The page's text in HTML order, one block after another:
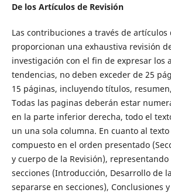
De los Artículos de Revisión
Las contribuciones a través de artículos
proporcionan una exhaustiva revisión
investigación con el fin de expresar los
tendencias, no deben exceder de 25
15 páginas, incluyendo títulos,
Todas las paginas deberán estar
en la parte inferior derecha, todo el
un una sola columna. En cuanto al
compuesto en el orden presentado
y cuerpo de la Revisión),
secciones (Introducción, Desarrollo de
separarse en secciones), Conclusiones